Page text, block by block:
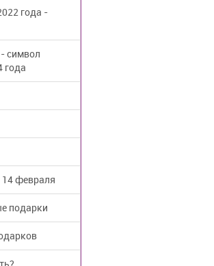
года -
символ
года
февраля
подарки